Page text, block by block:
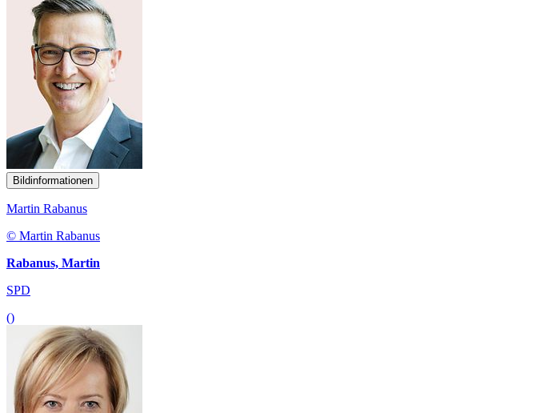
Bildinformationen
Martin Rabanus
© Martin Rabanus
Rabanus, Martin
SPD
()